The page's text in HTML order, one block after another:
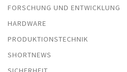
FORSCHUNG UND ENTWICKLUNG
HARDWARE
PRODUKTIONSTECHNIK
SHORTNEWS